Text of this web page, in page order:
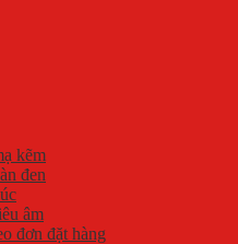
kẽm
đen
âm
đơn đặt hàng